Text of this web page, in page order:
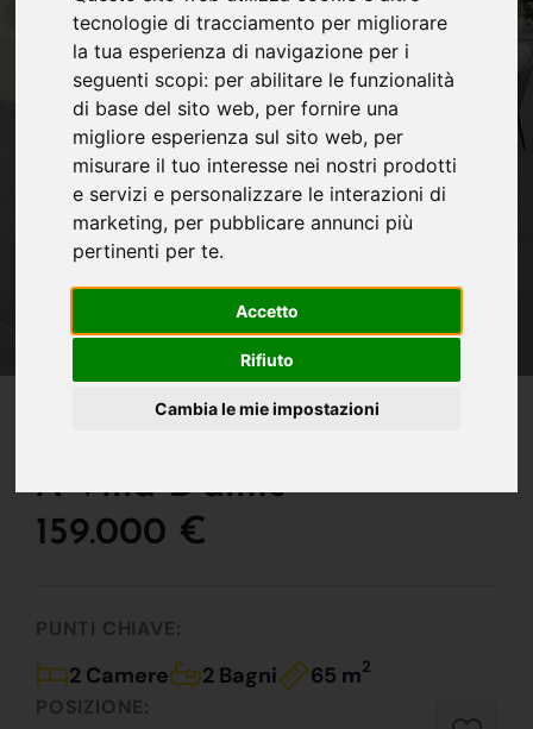
tecnologie di tracciamento per migliorare
la tua esperienza di navigazione per i
seguenti scopi: per abilitare le funzionalità
di base del sito web, per fornire una
migliore esperienza sul sito web, per
misurare il tuo interesse nei nostri prodotti
e servizi e personalizzare le interazioni di
marketing, per pubblicare annunci più
pertinenti per te.
Accetto
Rifiuto
Cambia le mie impostazioni
A Villa D'almè
159.000 €
PUNTI CHIAVE:
2 Camere 2 Bagni 65 m2
POSIZIONE: